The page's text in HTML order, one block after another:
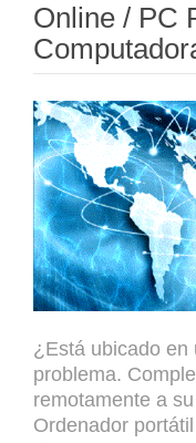
Online / PC
¿Está ubicado en
problema.
remotamente a
Ordenador